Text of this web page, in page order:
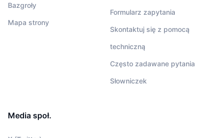
Bazgroły
Mapa strony
Formularz zapytania
Skontaktuj się z pomocą
techniczną
Często zadawane pytania
Słowniczek
Media społ.